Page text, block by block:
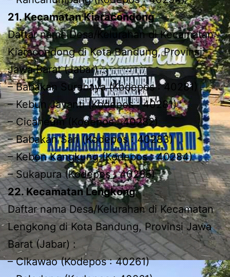
21. Kecamatan Kiaracondong
Daftar nama Desa/Kelurahan di Kecamatan
Kiaracondong di Kota Bandung, Provinsi
Jawa Barat (Jabar) :
– Babakan Surabaya (Kodepos : 40281)
– Kebun Jayanti (Kodepos : 40281)
– Cicaheum (Kodepos : 40282)
– Babakan Sari (Kodepos : 40283)
– Kebon Kangkung (Kodepos : 40284)
– Sukapura (Kodepos : 40285)
22. Kecamatan Lengkong
Daftar nama Desa/Kelurahan di Kecamatan
Lengkong di Kota Bandung, Provinsi Jawa
Barat (Jabar) :
– Cikawao (Kodepos : 40261)